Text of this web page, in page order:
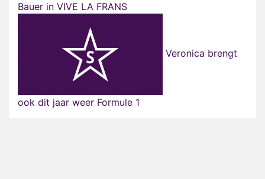
Bauer in VIVE LA FRANS
Veronica brengt
ook dit jaar weer Formule 1